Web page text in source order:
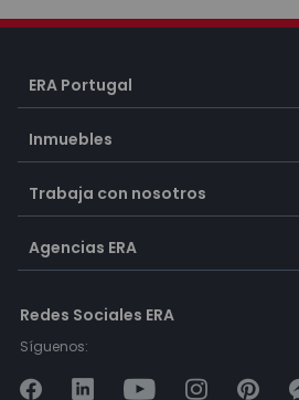
ERA Portugal
Inmuebles
Trabaja con nosotros
Agencias ERA
Redes Sociales ERA
Síguenos: